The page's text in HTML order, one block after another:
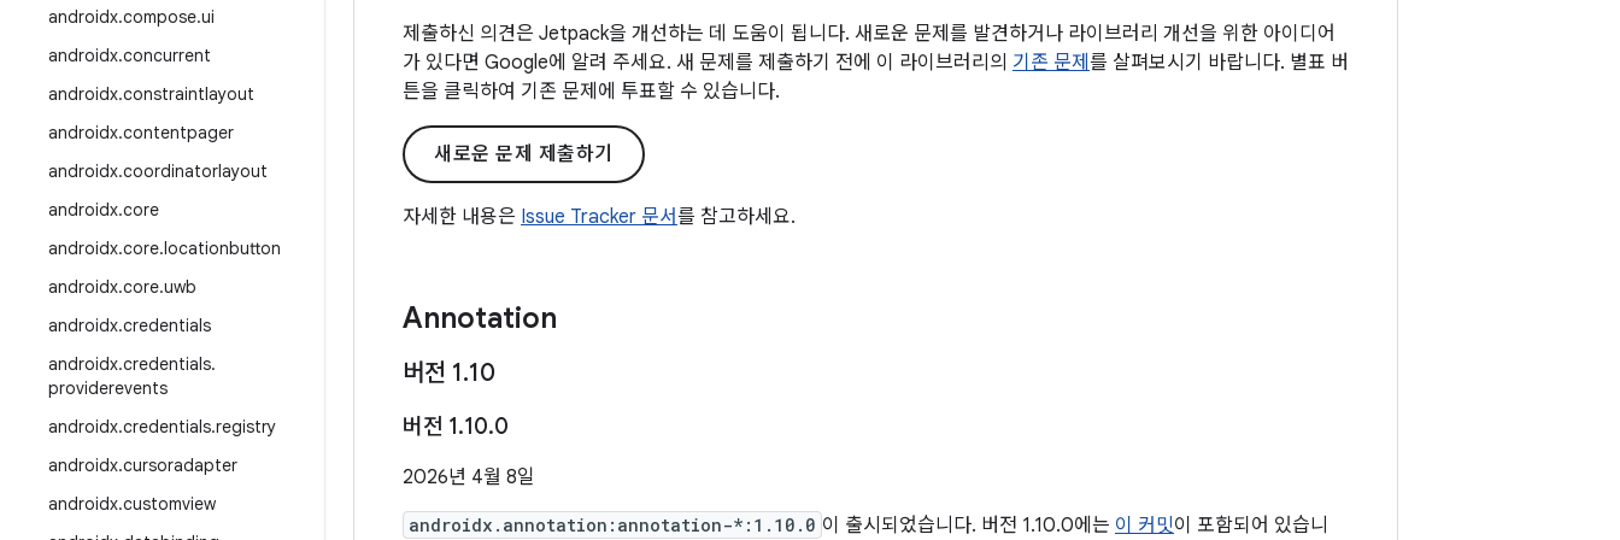
androidx.compose.ui
androidx.concurrent
androidx.constraintlayout
androidx.contentpager
androidx.coordinatorlayout
androidx.core
androidx.core.locationbutton
androidx.core.uwb
androidx.credentials
androidx.credentials.
providerevents
androidx.credentials.registry
androidx.cursoradapter
androidx.customview
제출하신 의견은 Jetpack을 개선하는 데 도움이 됩니다. 새로운 문제를 발견하거나 라이브러리 개선을 위한 아이디어
가 있다면 Google에 알려 주세요. 새 문제를 제출하기 전에 이 라이브러리의 기존 문제 를 살펴보시기 바랍니다. 별표 버
튼을 클릭하여 기존 문제에 투표할 수 있습니다.
새로운 문제 제출하기
자세한 내용은 Issue Tracker 문서를 참고하세요.
Annotation
버전 1.10
버전 1.10.0
2026년 4월 8일
androidx.annotation:annotation-*:1.10.0 이 출시되었습니다. 버전 1.10.0에는 이 커밋이 포함되어 있습니